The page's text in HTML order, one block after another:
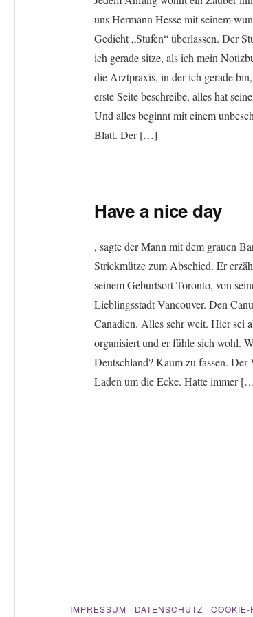
uns Hermann Hesse mit seinem
Gedicht „Stufen“ überlassen. Der
ich gerade sitze, als ich mein
die Arztpraxis, in der ich gerade
erste Seite beschreibe, alles hat
Und alles beginnt mit einem
Blatt. Der […]
Have a nice day
, sagte der Mann mit dem grauen
Strickmütze zum Abschied. Er
seinem Geburtsort Toronto, von
Lieblingsstadt Vancouver. Den
Canadien. Alles sehr weit. Hier sei
organisiert und er fühle sich wohl.
Deutschland? Kaum zu fassen. Der
Laden um die Ecke. Hatte immer
IMPRESSUM · DATENSCHUTZ · COOKIE-